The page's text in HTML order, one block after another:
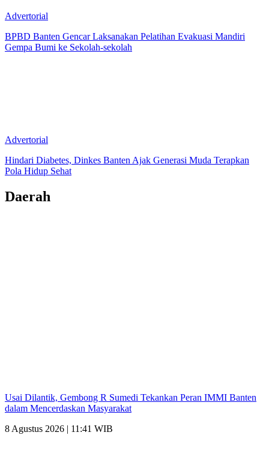
Advertorial
BPBD Banten Gencar Laksanakan Pelatihan Evakuasi Mandiri
Gempa Bumi ke Sekolah-sekolah
Advertorial
Hindari Diabetes, Dinkes Banten Ajak Generasi Muda Terapkan
Pola Hidup Sehat
Daerah
Usai Dilantik, Gembong R Sumedi Tekankan Peran IMMI Banten
dalam Mencerdaskan Masyarakat
8 Agustus 2026 | 11:41 WIB